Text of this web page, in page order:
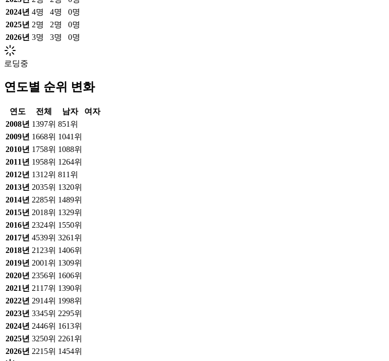
2024년 4명 4명 0명
2025년 2명 2명 0명
2026년 3명 3명 0명
로딩중
연도별 순위 변화
연도 전체 남자
여자
2008년 1397위 851위
2009년 1668위 1041위
2010년 1758위 1088위
2011 년 1958위 1264위
2012년 1312위 811위
2013년 2035위 1320위
2014년 2285위 1489위
2015년 2018위 1329위
2016년 2324위 1550위
2017년 4539위 3261위
2018년 2123위 1406위
2019년 2001위 1309위
2020년 2356위 1606위
2021 년 2117위 1390위
2022년 2914위 1998위
2023년 3345위 2295위
2024년 2446위 1613위
2025년 3250위 2261위
2026년 2215위 1454위